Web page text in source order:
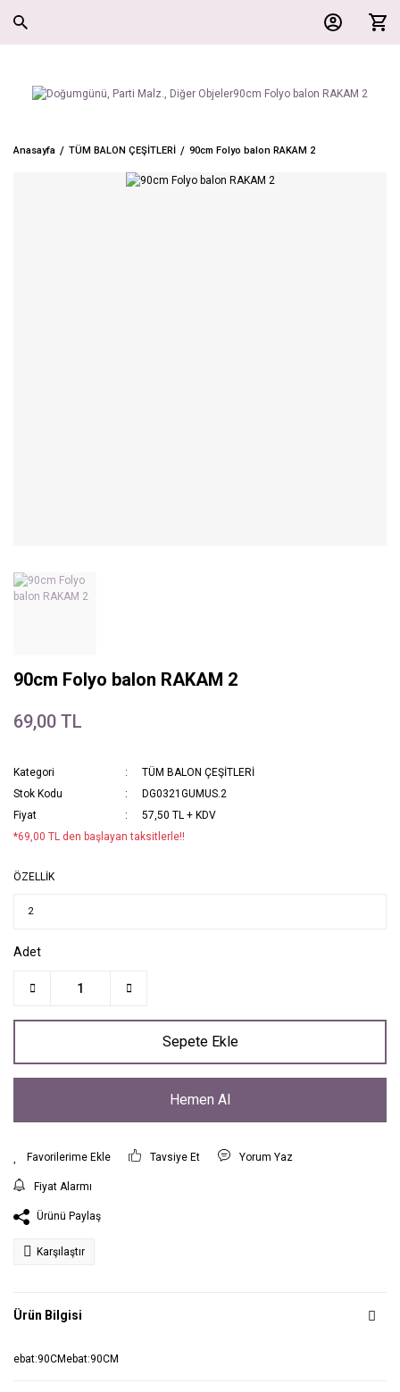
Anasayfa TÜM BALON ÇEŞİTLERİ 90cm Folyo balon RAKAM 2
90cm Folyo balon RAKAM 2
69,00 TL
Kategori
TÜM BALON ÇEŞİTLERİ
Stok Kodu
DG0321GUMUS.2
Fiyat
57,50 TL + KDV
*69,00 TL den başlayan taksitlerle!!
ÖZELLİK
Adet
Sepete Ekle
Hemen Al
Tavsiye Et Yorum Yaz
Fiyat Alarmı
Ürünü Paylaş
Karşılaştır
Ürün Bilgisi
ebat:90CMebat:90CM